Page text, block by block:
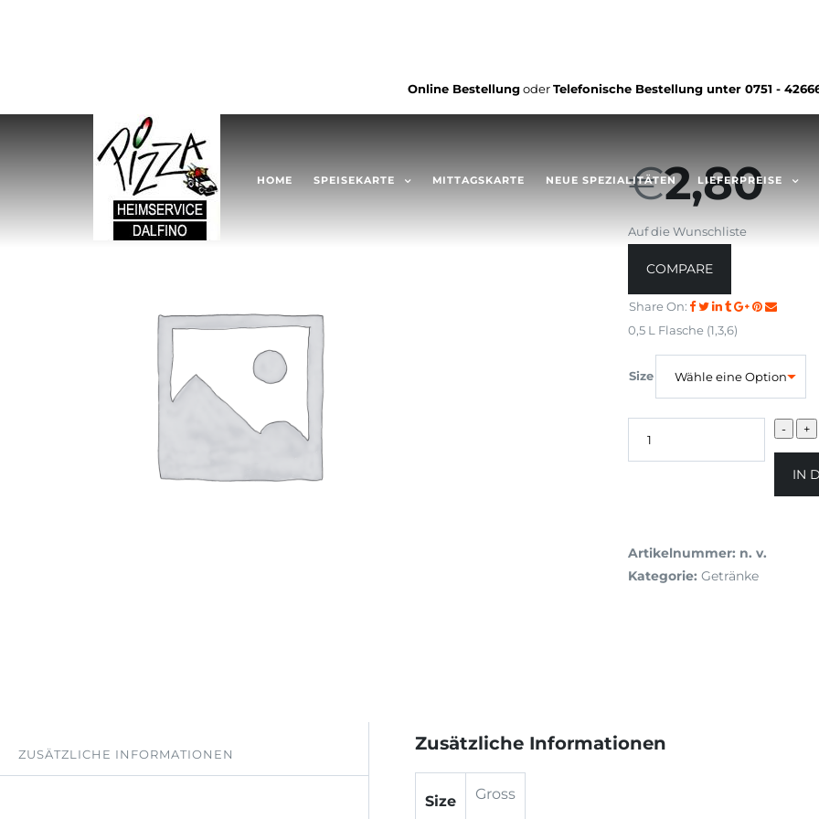
Online BestellungoderTelefonische Bestellung unter 0751 -
HOME SPEISEKARTE MITTAGSKARTE NEUE SPEZIALITÄTEN LIEFERPREISE
€2,80
Auf die Wunschliste
COMPARE
Share On:
0,5 L Flasche (1,3,6)
Size
IN
Artikelnummer: n. v.
Kategorie: Getränke
ZUSÄTZLICHE INFORMATIONEN
Zusätzliche Informationen
Size Gross